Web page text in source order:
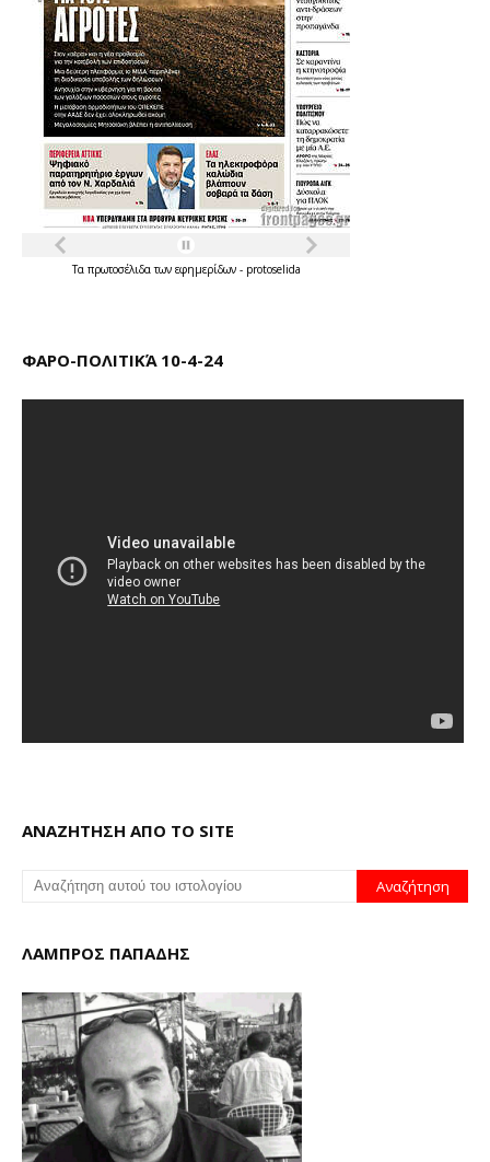
Τα πρωτοσέλιδατων εφημερίδων - protoselida
ΦΑΡΟ-ΠΟΛΙΤΙΚΆ 10-4-24
ΑΝΑΖΗΤΗΣΗ ΑΠΟ ΤΟ SITE
ΛΑΜΠΡΟΣ ΠΑΠΑΔΗΣ